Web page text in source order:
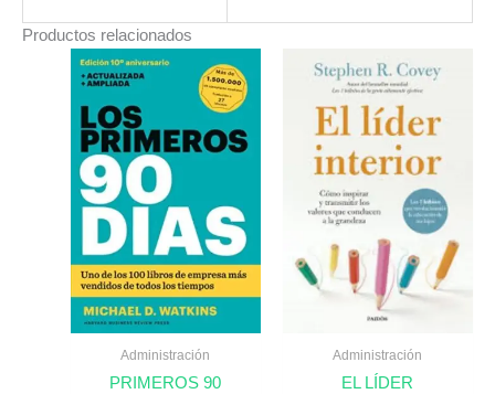
Productos relacionados
Administración
PRIMEROS 90
Administración
EL LÍDER